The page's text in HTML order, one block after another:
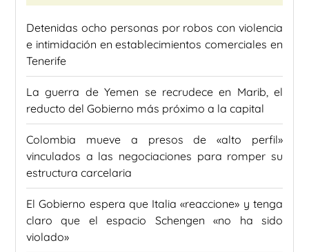
Detenidas ocho personas por robos con violencia
e intimidación en establecimientos comerciales en
Tenerife
La guerra de Yemen se recrudece en Marib, el
reducto del Gobierno más próximo a la capital
Colombia mueve a presos de «alto perfil»
vinculados a las negociaciones para romper su
estructura carcelaria
El Gobierno espera que Italia «reaccione» y tenga
claro que el espacio Schengen «no ha sido
violado»